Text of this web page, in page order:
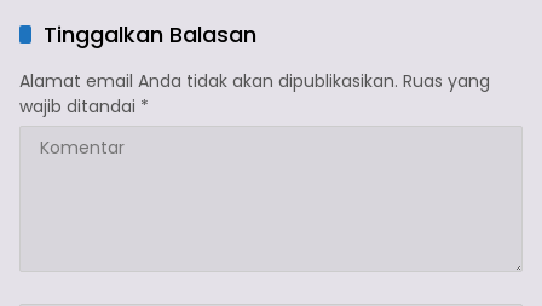
Tinggalkan Balasan
Alamat email Anda tidak akan dipublikasikan. Ruas yang
wajib ditandai *